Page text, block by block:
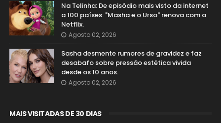
Na Telinha: De episódio mais visto da internet
a 100 países: "Masha e o Urso" renova com a
Netflix.
Agosto 02, 2026
Sasha desmente rumores de gravidez e faz
desabafo sobre pressão estética vivida
desde os 10 anos.
Agosto 02, 2026
MAIS VISITADAS DE 30 DIAS